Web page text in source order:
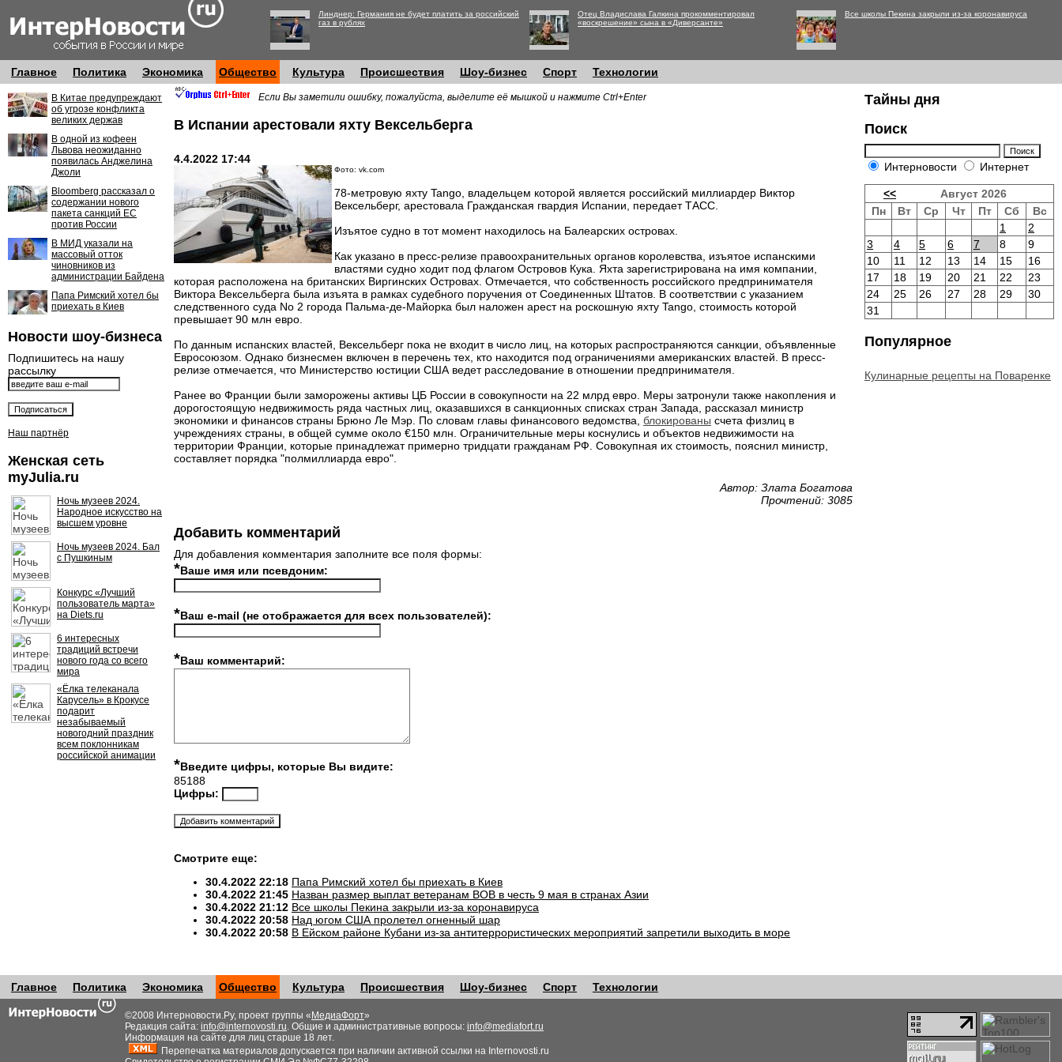
Линднер: Германия не будет платить за российский
газ в рублях
Отец Владислава Галкина прокомментировал
«воскрешение» сына в «Диверсанте»
Все школы Пекина закрыли из-за коронавируса
Главное Политика Экономика Общество Культура Происшествия Шоу-бизнес Спорт Технологии
В Китае предупреждают
об угрозе конфликта
великих держав
В одной из кофеен
Львова неожиданно
появилась Анджелина
Джоли
Bloomberg рассказал о
содержании нового
пакета санкций ЕС
против России
В МИД указали на
массовый отток
чиновников из
администрации Байдена
Папа Римский хотел бы
приехать в Киев
Новости шоу-бизнеса
Подпишитесь на нашу
рассылку
Наш партнёр
Женская сеть
myJulia.ru
Ночь музеев 2024.
Народное искусство на
высшем уровне
Ночь музеев 2024. Бал
с Пушкиным
Конкурс «Лучший
пользователь марта»
на Diets.ru
6 интересных
традиций встречи
нового года со всего
мира
«Ёлка телеканала
Карусель» в Крокусе
подарит
незабываемый
новогодний праздник
всем поклонникам
российской анимации
Если Вы заметили ошибку, пожалуйста, выделите её мышкой и нажмите Ctrl+Enter
В Испании арестовали яхту Вексельберга
4.4.2022 17:44
Фото: vk.com
78-метровую яхту Tango, владельцем которой является российский миллиардер Виктор
Вексельберг, арестовала Гражданская гвардия Испании, передает ТАСС.
Изъятое судно в тот момент находилось на Балеарских островах.
Как указано в пресс-релизе правоохранительных органов королевства, изъятое испанскими
властями судно ходит под флагом Островов Кука. Яхта зарегистрирована на имя компании,
которая расположена на британских Виргинских Островах. Отмечается, что собственность российского предпринимателя
Виктора Вексельберга была изъята в рамках судебного поручения от Соединенных Штатов. В соответствии с указанием
следственного суда No 2 города Пальма-де-Майорка был наложен арест на роскошную яхту Tango, стоимость которой
превышает 90 млн евро.
По данным испанских властей, Вексельберг пока не входит в число лиц, на которых распространяются санкции, объявленные
Евросоюзом. Однако бизнесмен включен в перечень тех, кто находится под ограничениями американских властей. В пресс-
релизе отмечается, что Министерство юстиции США ведет расследование в отношении предпринимателя.
Ранее во Франции были заморожены активы ЦБ России в совокупности на 22 млрд евро. Меры затронули также накопления и
дорогостоящую недвижимость ряда частных лиц, оказавшихся в санкционных списках стран Запада, рассказал министр
экономики и финансов страны Брюно Ле Мэр. По словам главы финансового ведомства, блокированы счета физлиц в
учреждениях страны, в общей сумме около €150 млн. Ограничительные меры коснулись и объектов недвижимости на
территории Франции, которые принадлежат примерно тридцати гражданам РФ. Совокупная их стоимость, пояснил министр,
составляет порядка "полмиллиарда евро".
Автор: Злата Богатова
Прочтений: 3085
Добавить комментарий
Для добавления комментария заполните все поля формы:
*Ваше имя или псевдоним:
*Ваш e-mail (не отображается для всех пользователей):
*Ваш комментарий:
*Введите цифры, которые Вы видите:
85188
Цифры:
Смотрите еще:
30.4.2022 22:18 Папа Римский хотел бы приехать в Киев
30.4.2022 21:45 Назван размер выплат ветеранам ВОВ в честь 9 мая в странах Азии
30.4.2022 21:12 Все школы Пекина закрыли из-за коронавируса
30.4.2022 20:58 Над югом США пролетел огненный шар
30.4.2022 20:58 В Ейском районе Кубани из-за антитеррористических мероприятий запретили выходить в море
Тайны дня
Поиск
Интерновости Интернет
<<
Август 2026
Пн
Вт Ср Чт Пт Сб
Вс
1
2
3
4 5 6 7 8
9
10
11 12 13 14 15
16
17
18 19 20 21 22
23
24
25 26 27 28 29
30
31
Популярное
Кулинарные рецепты на Поваренке
Главное Политика Экономика Общество Культура Происшествия Шоу-бизнес Спорт Технологии
©2008 Интерновости.Ру, проект группы « МедиаФорт»
Редакция сайта: info@internovosti.ru. Общие и административные вопросы: info@mediafort.ru
Информация на сайте для лиц старше 18 лет.
Перепечатка материалов допускается при наличии активной ссылки на Internovosti.ru